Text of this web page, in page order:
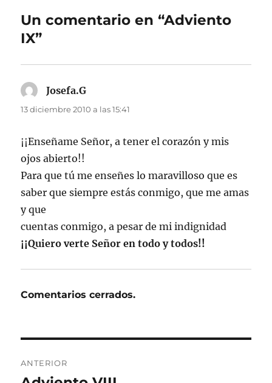
Un comentario en “Adviento
IX”
Josefa.G
13 diciembre 2010 a las 15:41
¡¡Enseñame Señor, a tener el corazón y mis
ojos abierto!!
Para que tú me enseñes lo maravilloso que es
saber que siempre estás conmigo, que me amas
y que
cuentas conmigo, a pesar de mi indignidad
¡¡Quiero verte Señor en todo y todos!!
Comentarios cerrados.
de
ANTERIOR